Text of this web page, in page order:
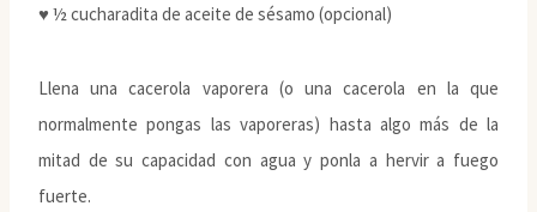
♥ ½ cucharadita de aceite de sésamo (opcional)
Llena una cacerola vaporera (o una cacerola en la que
normalmente pongas las vaporeras) hasta algo más de la
mitad de su capacidad con agua y ponla a hervir a fuego
fuerte.